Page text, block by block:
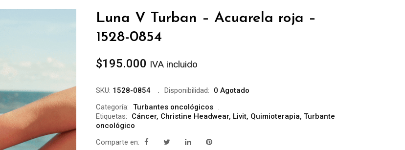
Luna V Turban – Acuarela roja –
1528-0854
$195.000 IVA incluido
SKU: 1528-0854 Disponibilidad:
0 Agotado
Categoría: Turbantes oncológicos
Etiquetas:
Cáncer, Christine Headwear, Livit, Quimioterapia, Turbante
oncológico
Comparte en: